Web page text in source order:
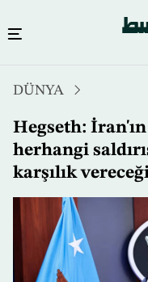
içeriğe
atla
DÜNYA
Hegseth:
herhangi
karşılık